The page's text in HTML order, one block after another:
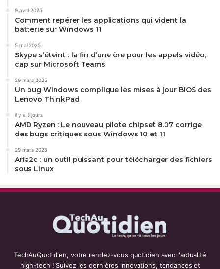
9 avril 2025
Comment repérer les applications qui vident la
batterie sur Windows 11
5 mai 2025
Skype s’éteint : la fin d’une ère pour les appels vidéo,
cap sur Microsoft Teams
29 mars 2025
Un bug Windows complique les mises à jour BIOS des
Lenovo ThinkPad
il y a 5 jours
AMD Ryzen : Le nouveau pilote chipset 8.07 corrige
des bugs critiques sous Windows 10 et 11
29 mars 2025
Aria2c : un outil puissant pour télécharger des fichiers
sous Linux
TechAuQuotidien, votre rendez-vous quotidien avec l'actualité
high-tech ! Suivez les dernières innovations, tendances et